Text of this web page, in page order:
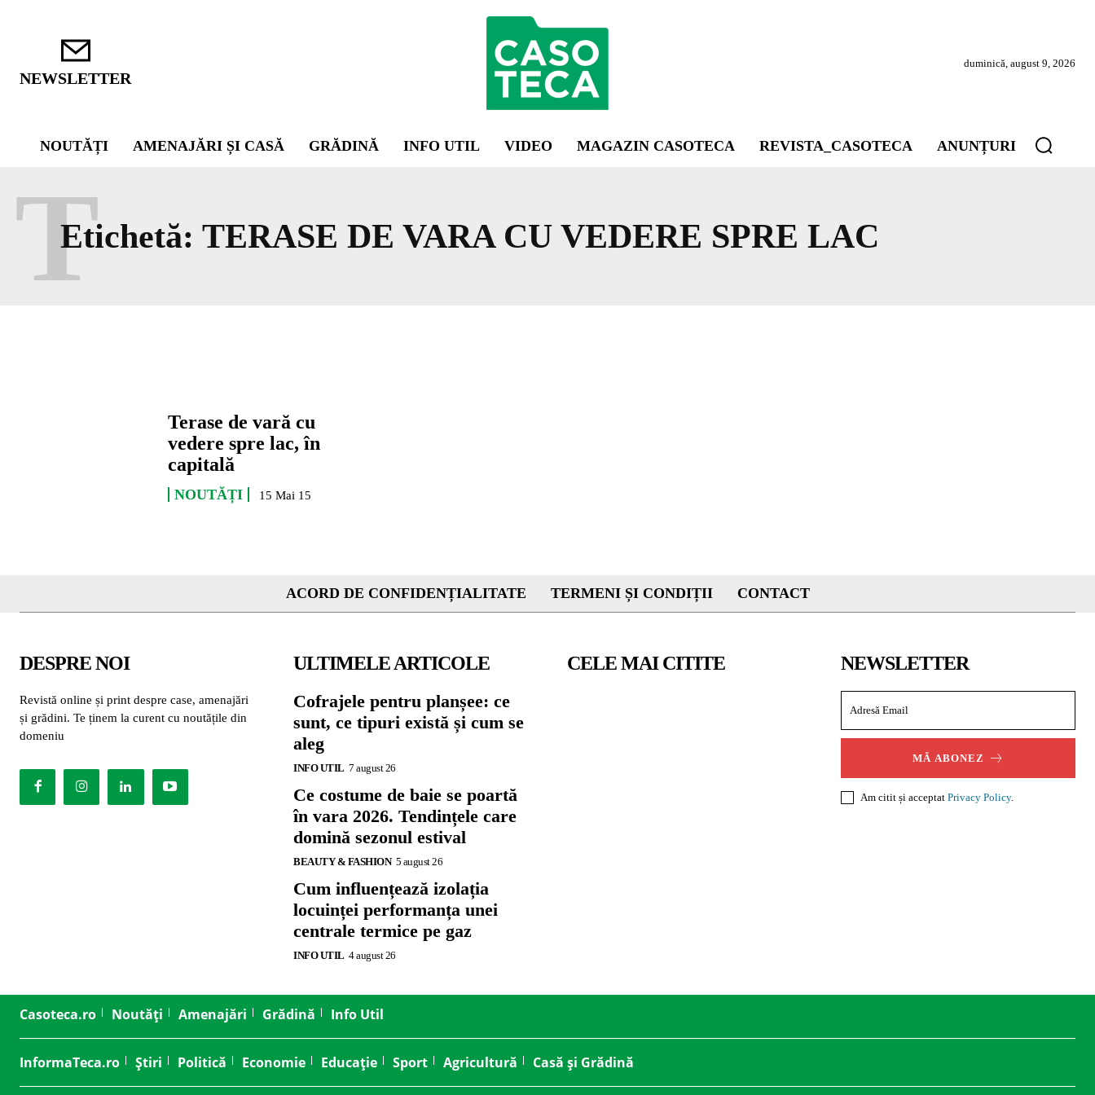
NEWSLETTER
duminică, august 9, 2026
NOUTĂȚI AMENAJĂRI ȘI CASĂ GRĂDINĂ INFO UTIL VIDEO MAGAZIN CASOTECA REVISTA_CASOTECA ANUNȚURI
Etichetă: TERASE DE VARA CU VEDERE SPRE LAC
T
Terase de vară cu
vedere spre lac, în
capitală
NOUTĂȚI 15 Mai 15
ACORD DE CONFIDENȚIALITATE TERMENI ȘI CONDIȚII CONTACT
DESPRE NOI
Revistă online și print despre case, amenajări
și grădini. Te ținem la curent cu noutățile din
domeniu
ULTIMELE ARTICOLE
Cofrajele pentru planșee: ce
sunt, ce tipuri există și cum se
aleg
INFO UTIL 7 august 26
Ce costume de baie se poartă
în vara 2026. Tendințele care
domină sezonul estival
BEAUTY & FASHION 5 august 26
Cum influențează izolația
locuinței performanța unei
centrale termice pe gaz
INFO UTIL 4 august 26
CELE MAI CITITE NEWSLETTER
MĂ ABONEZ
Am citit și acceptat Privacy Policy.
Casoteca.ro Noutăți Amenajări Grădină Info Util
InformaTeca.ro Știri Politică Economie Educație Sport Agricultură Casă și Grădină